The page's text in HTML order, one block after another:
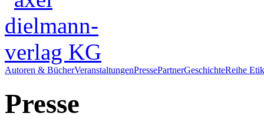
Autoren & BücherVeranstaltungenPressePartnerGeschichteReihe
Presse